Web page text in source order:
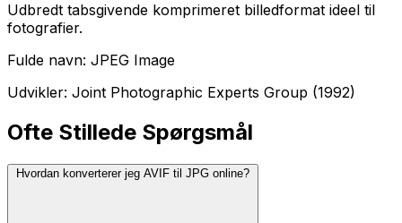
Udbredt tabsgivende komprimeret billedformat ideel til
fotografier.
Fulde navn: JPEG Image
Udvikler: Joint Photographic Experts Group (1992)
Ofte Stillede Spørgsmål
Hvordan konverterer jeg AVIF til JPG online?